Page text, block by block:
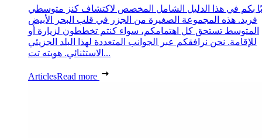
بكم في هذا الدليل الشامل المخصص لاكتشاف كنز متوسطي
فريد. هذه المجموعة الصغيرة من الجزر في قلب البحر الأبيض
المتوسط تستحق كل اهتمامكم، سواء كنتم تخططون لزيارة أو
للإقامة. نحن نرافقكم عبر الجوانب المتعددة لهذا البلد الجزيئي
الاستثنائي. هويته تت...
ArticlesRead more